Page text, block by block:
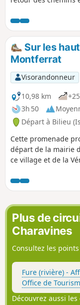
Sur les
Montferrat
Visorandonneur
10,98 km
3h 50
Départ à Bilieu
Cette promenade
départ de la mairie
ce village et de la
difficulté et offre une
paysages (vues sur
comme sur
Chartreuse : La
Som) et de
chemins en forêt,
le Marais de la
un peu d'enrobé
Plus de
Charavines
Consultez les
Fure (rivière) -
Office de
Découvrez aussi